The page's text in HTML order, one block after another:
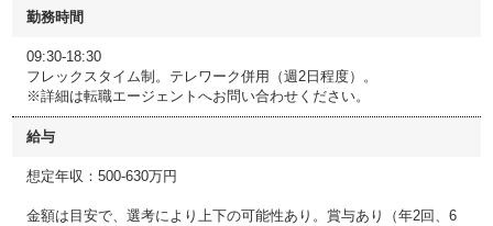
勤務時間
09:30-18:30
フレックスタイム制。テレワーク併用（週2日程度）。
※詳細は転職エージェントへお問い合わせください。
給与
想定年収：500-630万円
金額は目安で、選考により上下の可能性あり。賞与あり（年2回、6